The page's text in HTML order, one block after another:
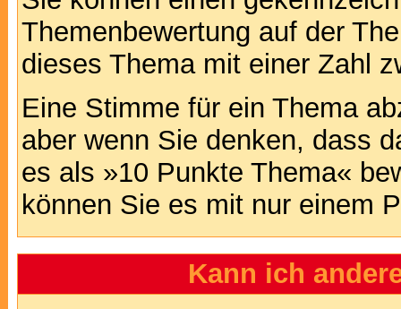
Themenbewertung auf der
dieses Thema mit einer Zahl
Eine Stimme für ein Thema
aber wenn Sie denken, dass
es als »10 Punkte Thema«
können Sie es mit nur einem
Kann ich